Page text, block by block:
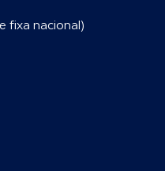
fixa nacional)